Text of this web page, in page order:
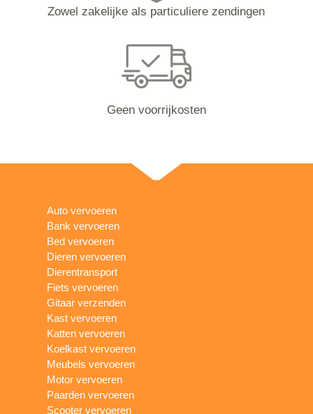
Zowel zakelijke als particuliere zendingen
Geen voorrijkosten
Auto vervoeren
Bank vervoeren
Bed vervoeren
Dieren vervoeren
Dierentransport
Fiets vervoeren
Gitaar verzenden
Kast vervoeren
Katten vervoeren
Koelkast vervoeren
Meubels vervoeren
Motor vervoeren
Paarden vervoeren
Scooter vervoeren